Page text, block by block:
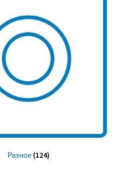
Разное (124)